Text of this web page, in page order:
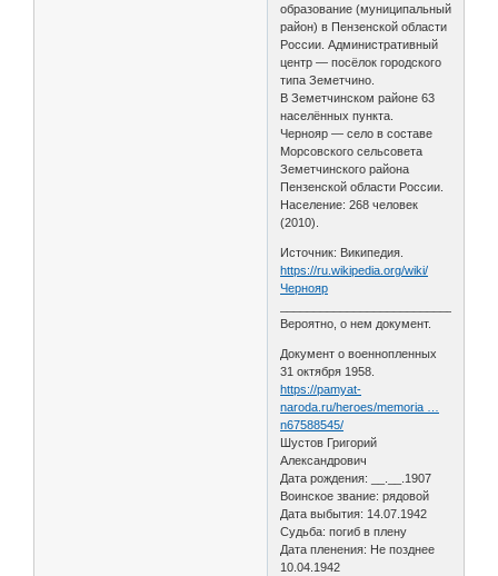
образование (муниципальный
район) в Пензенской области
России. Административный
центр — посёлок городского
типа Земетчино.
В Земетчинском районе 63
населённых пункта.
Чернояр — село в составе
Морсовского сельсовета
Земетчинского района
Пензенской области России.
Население: 268 человек
(2010).
Источник: Википедия.
https://ru.wikipedia.org/wiki/
Чернояр
Вероятно, о нем документ.
Документ о военнопленных
31 октября 1958.
https://pamyat-
naroda.ru/heroes/memoria …
n67588545/
Шустов Григорий
Александрович
Дата рождения: __.__.1907
Воинское звание: рядовой
Дата выбытия: 14.07.1942
Судьба: погиб в плену
Дата пленения: Не позднее
10.04.1942